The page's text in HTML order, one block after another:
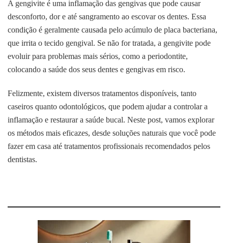
A gengivite é uma inflamação das gengivas que pode causar
desconforto, dor e até sangramento ao escovar os dentes. Essa
condição é geralmente causada pelo acúmulo de placa bacteriana,
que irrita o tecido gengival. Se não for tratada, a gengivite pode
evoluir para problemas mais sérios, como a periodontite,
colocando a saúde dos seus dentes e gengivas em risco.
Felizmente, existem diversos tratamentos disponíveis, tanto
caseiros quanto odontológicos, que podem ajudar a controlar a
inflamação e restaurar a saúde bucal. Neste post, vamos explorar
os métodos mais eficazes, desde soluções naturais que você pode
fazer em casa até tratamentos profissionais recomendados pelos
dentistas.